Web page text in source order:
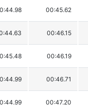
00:45.62
00:46.15
00:46.19
00:46.71
00:47.20